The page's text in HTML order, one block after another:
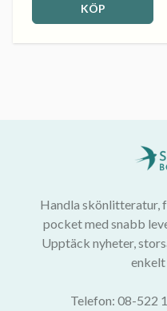
KÖP
Handla skönlitteratur,
pocket med snabb
Upptäck nyheter,
Telefon: 08-522